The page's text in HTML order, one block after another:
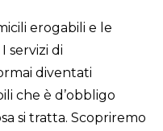
erogabili e le
servizi di
diventati
che è d’obbligo
si tratta. Scopriremo